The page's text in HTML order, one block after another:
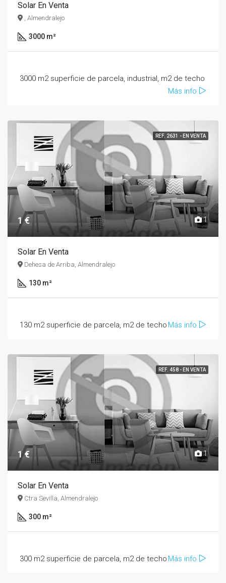
Solar En Venta
, Almendralejo
3000 m²
3000 m2 superficie de parcela, industrial, m2 de techo
Más info
REF. 2631 - EN VENTA
1 € 1
Solar En Venta
Dehesa de Arriba, Almendralejo
130 m²
130 m2 superficie de parcela, m2 de techo Más info
REF. 458 - EN VENTA
1 € 1
Solar En Venta
Ctra Sevilla, Almendralejo
300 m²
300 m2 superficie de parcela, m2 de techo Más info